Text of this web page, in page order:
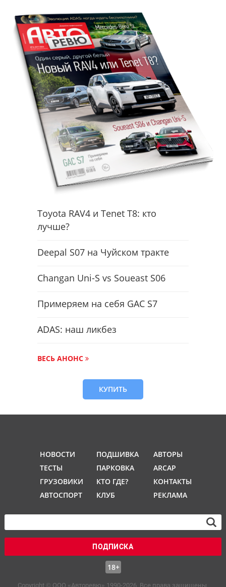
Toyota RAV4 и Tenet T8: кто
лучше?
Deepal S07 на Чуйском тракте
Changan Uni-S vs Soueast S06
Примеряем на себя GAC S7
ADAS: наш ликбез
ВЕСЬ АНОНС
КУПИТЬ
НОВОСТИ
ТЕСТЫ
ГРУЗОВИКИ
АВТОСПОРТ
ПОДШИВКА
ПАРКОВКА
КТО ГДЕ?
КЛУБ
АВТОРЫ
ARCAP
КОНТАКТЫ
РЕКЛАМА
ПОДПИСКА
18+
Copyright © OOO «Авторевю» 1990-2026. Все права защищены.